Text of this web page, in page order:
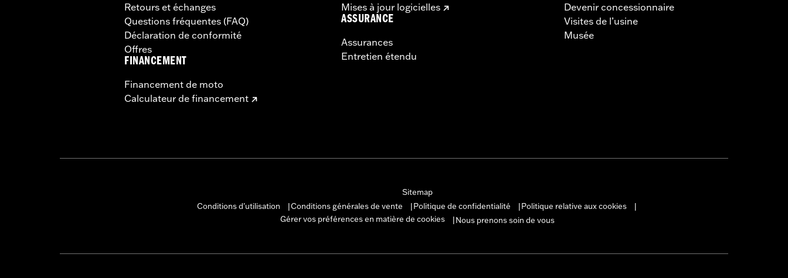
Retours et échanges
Questions fréquentes (FAQ)
Déclaration de conformité
Offres
FINANCEMENT
Financement de moto
Calculateur de financement
Mises à jour logicielles
ASSURANCE
Assurances
Entretien étendu
Devenir concessionnaire
Visites de l’usine
Musée
Sitemap
Conditions d'utilisation
Conditions générales de vente Politique de confidentialité Politique relative aux cookies
Gérer vos préférences en matière de cookies
Nous prenons soin de vous